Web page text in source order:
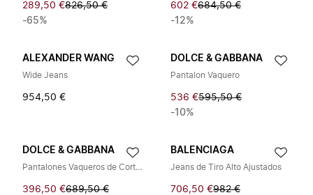
289,50 €826,50 €
-65%
602 €684,50 €
-12%
ALEXANDER WANG
Wide Jeans
954,50 €
DOLCE & GABBANA
Pantalon Vaquero
536 €595,50 €
-10%
DOLCE & GABBANA
Pantalones Vaqueros de Corte Ancho
396,50 €689,50 €
BALENCIAGA
Jeans de Tiro Alto Ajustados
706,50 €982 €